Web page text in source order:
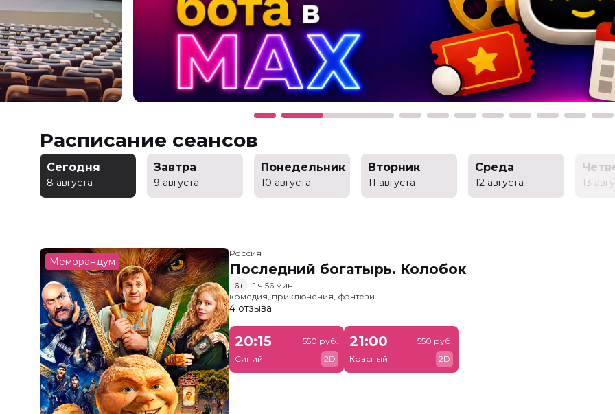
Расписание сеансов
Сегодня
8 августа
Завтра
9 августа
Понедельник
10 августа
Вторник
11 августа
Среда
12 августа 13
Меморандум
Россия
Последний богатырь. Колобок
6+
1 ч 56 мин
комедия, приключения, фэнтези
4 отзыва
20:15
Синий
550 руб.
2D
21:00
Красный
550 руб.
2D